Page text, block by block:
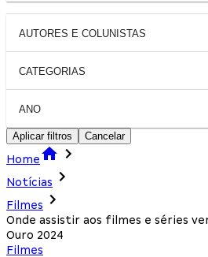
AUTORES E COLUNISTAS
CATEGORIAS
ANO
Aplicar filtros Cancelar
Home
Notícias
Filmes
Onde assistir aos filmes e séries
Ouro 2024
Filmes